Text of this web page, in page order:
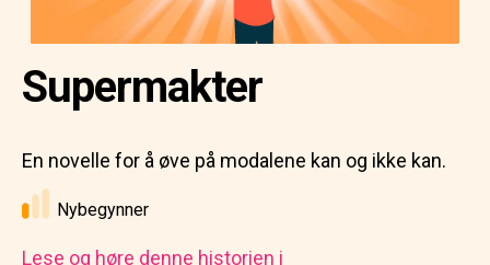
Supermakter
En novelle for å øve på modalene kan og ikke kan.
Nybegynner
Lese og høre denne historien i